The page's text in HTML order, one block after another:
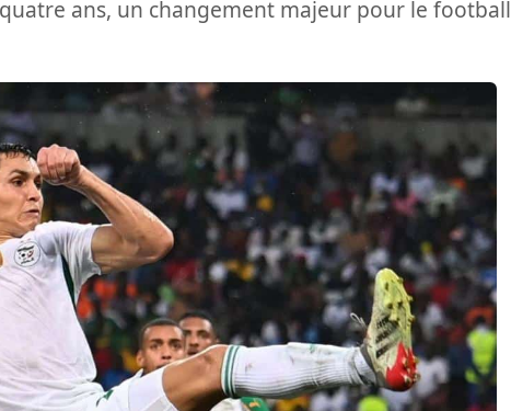
ans, un changement majeur pour le football